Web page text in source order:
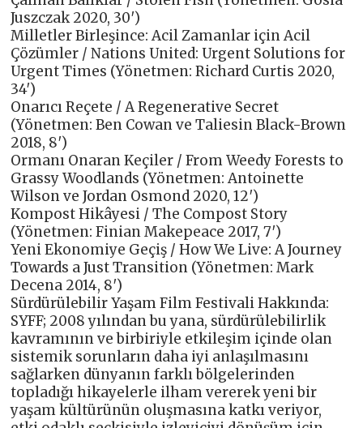
Juszczak 2020, 30′)
Milletler Birleşince: Acil Zamanlar için Acil
Çözümler / Nations United: Urgent Solutions for
Urgent Times (Yönetmen: Richard Curtis 2020,
34′)
Onarıcı Reçete / A Regenerative Secret
(Yönetmen: Ben Cowan ve Taliesin Black-Brown
2018, 8′)
Ormanı Onaran Keçiler / From Weedy Forests to
Grassy Woodlands (Yönetmen: Antoinette
Wilson ve Jordan Osmond 2020, 12′)
Kompost Hikâyesi / The Compost Story
(Yönetmen: Finian Makepeace 2017, 7′)
Yeni Ekonomiye Geçiş / How We Live: A Journey
Towards a Just Transition (Yönetmen: Mark
Decena 2014, 8′)
Sürdürülebilir Yaşam Film Festivali Hakkında:
SYFF; 2008 yılından bu yana, sürdürülebilirlik
kavramının ve birbiriyle etkileşim içinde olan
sistemik sorunların daha iyi anlaşılmasını
sağlarken dünyanın farklı bölgelerinden
topladığı hikayelerle ilham vererek yeni bir
yaşam kültürünün oluşmasına katkı veriyor,